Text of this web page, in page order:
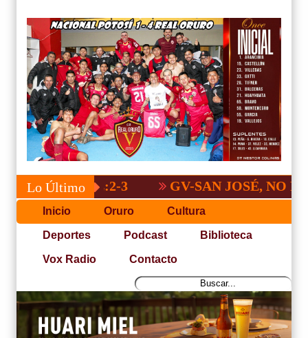
Lo Último GV-SAN JOSÉ, NO PUDO CON
Inicio Oruro Cultura
Deportes Podcast Biblioteca
Vox Radio Contacto